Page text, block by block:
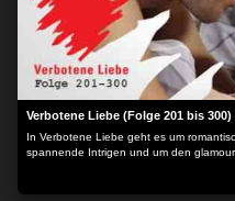
Verbotene Liebe (Folge 201 bis 300)
In Verbotene Liebe geht es um
spannende Intrigen und um den